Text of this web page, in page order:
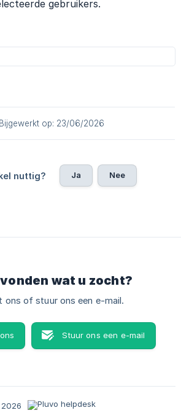
gebruikers.
Bijgewerkt op: 23/06/2026
nuttig? Ja Nee
wat u zocht?
ons of stuur ons een e-mail.
Stuur ons een e-mail